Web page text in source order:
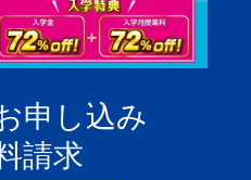
申し込み
請求